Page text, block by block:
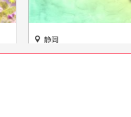
静岡
世界に誇る名画と仏像コレク